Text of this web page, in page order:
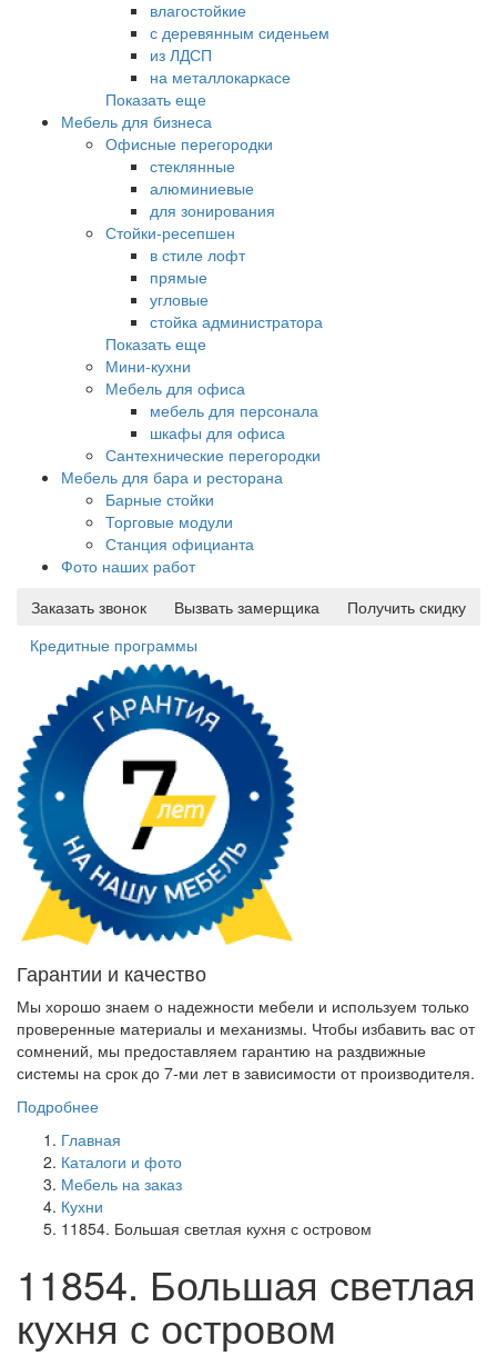
влагостойкие
с деревянным сиденьем
из ЛДСП
на металлокаркасе
Показать еще
Мебель для бизнеса
Офисные перегородки
стеклянные
алюминиевые
для зонирования
Стойки-ресепшен
в стиле лофт
прямые
угловые
стойка администратора
Показать еще
Мини-кухни
Мебель для офиса
мебель для персонала
шкафы для офиса
Сантехнические перегородки
Мебель для бара и ресторана
Барные стойки
Торговые модули
Станция официанта
Фото наших работ
Заказать звонок
Вызвать замерщика
Получить скидку
Кредитные программы
Гарантии и качество
Мы хорошо знаем о надежности мебели и используем только
проверенные материалы и механизмы. Чтобы избавить вас от
сомнений, мы предоставляем гарантию на раздвижные
системы на срок до 7-ми лет в зависимости от производителя.
Подробнее
Главная
Каталоги и фото
Мебель на заказ
Кухни
11854. Большая светлая кухня с островом
11854. Большая светлая
кухня с островом